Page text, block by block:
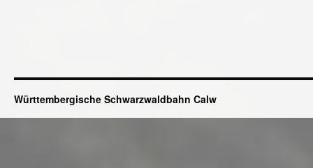
Württembergische Schwarzwaldbahn Calw